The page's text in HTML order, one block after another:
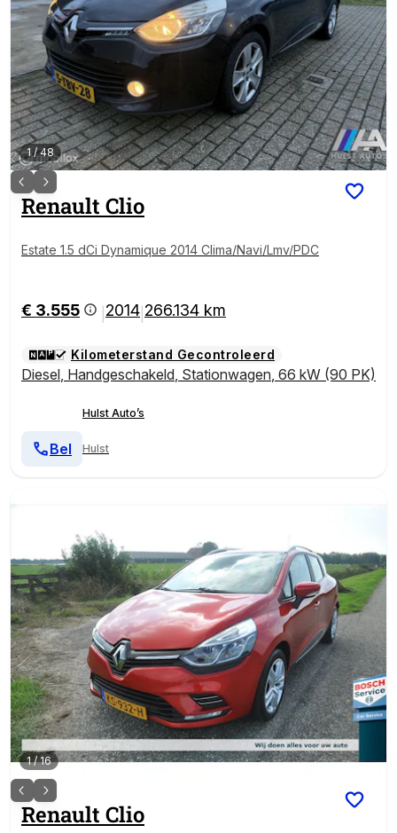
1/48
Renault Clio
Estate 1.5 dCi Dynamique 2014 Clima/Navi/Lmv/PDC
€ 3.555 2014 266.134 km
Kilometerstand Gecontroleerd
Diesel, Handgeschakeld, Stationwagen, 66 kW (90 PK)
Hulst Auto’s
Hulst
Bel
1/16
Renault Clio